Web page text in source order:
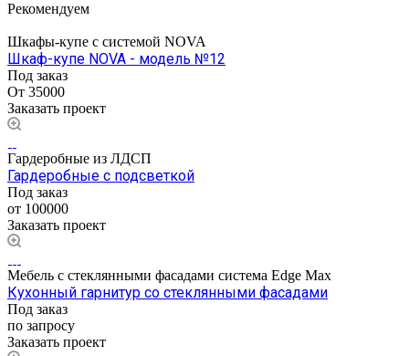
Рекомендуем
Шкафы-купе с системой NOVA
Шкаф-купе NOVA - модель №12
Под заказ
От 35000
Заказать проект
Гардеробные из ЛДСП
Гардеробные с подсветкой
Под заказ
от 100000
Заказать проект
Мебель с стеклянными фасадами система Edge Max
Кухонный гарнитур со стеклянными фасадами
Под заказ
по запросу
Заказать проект